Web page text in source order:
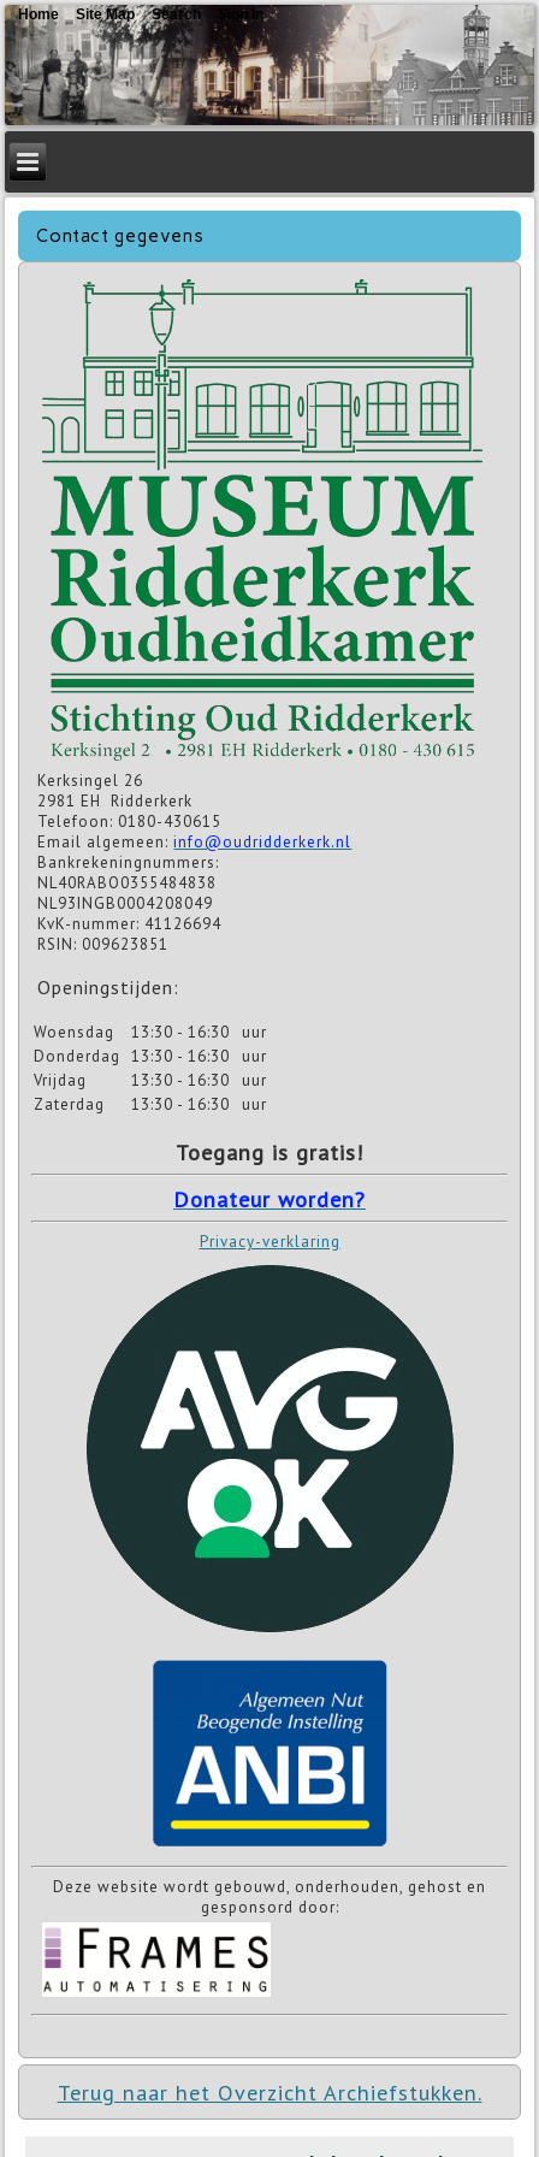
Contact gegevens
Kerksingel 26
2981 EH Ridderkerk
Telefoon: 0180-430615
Email algemeen:info@oudridderkerk.nl
Bankrekeningnummers:
NL40RABO0355484838
NL93INGB0004208049
KvK-nummer: 41126694
RSIN: 009623851
Openingstijden:
Woensdag 13:30 - 16:30
uur
Donderdag
13:30 - 16:30
uur
Vrijdag
13:30 - 16:30
uur
Zaterdag
13:30 - 16:30 uur
Toegang is gratis!
Donateur worden?
Privacy-verklaring
Deze website wordt gebouwd, onderhouden, gehost en
gesponsord door:
Terug naar het Overzicht Archiefstukken.
Home Site Map Search Sign In